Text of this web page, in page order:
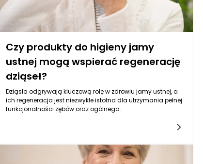
Czy produkty do higieny jamy
ustnej mogą wspierać regenerację
dziąseł?
Dziąsła odgrywają kluczową rolę w zdrowiu jamy ustnej, a
ich regeneracja jest niezwykle istotna dla utrzymania pełnej
funkcjonalności zębów oraz ogólnego
zrozumieć, jakie składniki i funkcje mają te produkty oraz jak
ich działanie przekłada się na poprawę kondycji dziąseł.